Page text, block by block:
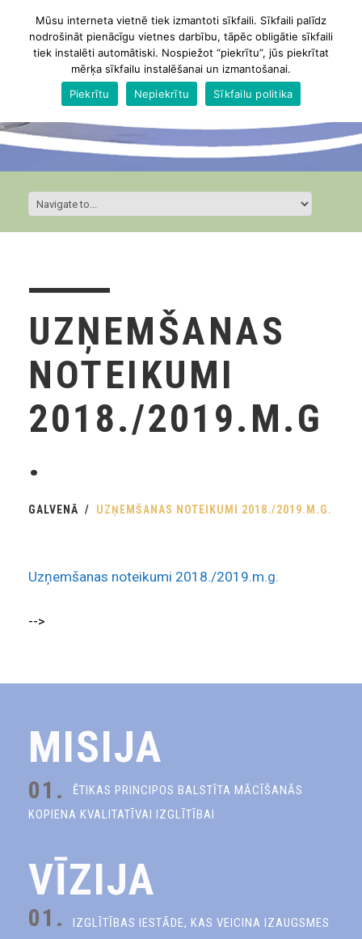
UZŅEMŠANAS
NOTEIKUMI
2018./2019.M.G
.
GALVENĀ UZŅEMŠANAS NOTEIKUMI 2018./2019.M.G.
Uzņemšanas noteikumi 2018./2019.m.g.
-->
MISIJA
01.
ĒTIKAS PRINCIPOS BALSTĪTA MĀCĪŠANĀS
KOPIENA KVALITATĪVAI IZGLĪTĪBAI
VĪZIJA
01.
IZGLĪTĪBAS IESTĀDE, KAS VEICINA IZAUGSMES
Mūsu interneta vietnē tiek izmantoti sīkfaili. Sīkfaili palīdz
nodrošināt pienācīgu vietnes darbību, tāpēc obligātie sīkfaili
tiek instalēti automātiski. Nospiežot “piekrītu”, jūs piekrītat
mērķa sīkfailu instalēšanai un izmantošanai.
Piekrītu
Nepiekrītu Sīkfailu politika